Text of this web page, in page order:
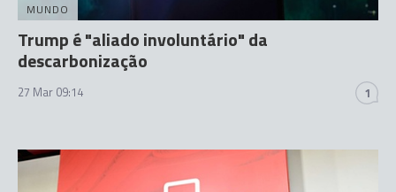
MUNDO
Trump é "aliado involuntário" da
descarbonização
27 Mar 09:14 1